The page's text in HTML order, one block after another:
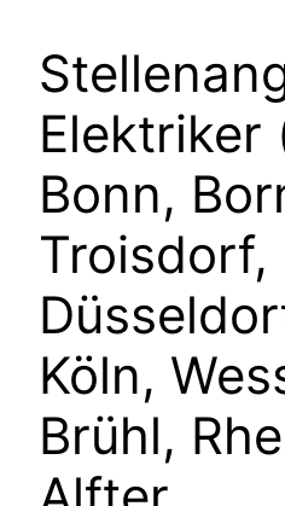
Elektriker
Bonn,
Troisdorf,
Köln,
Brühl,